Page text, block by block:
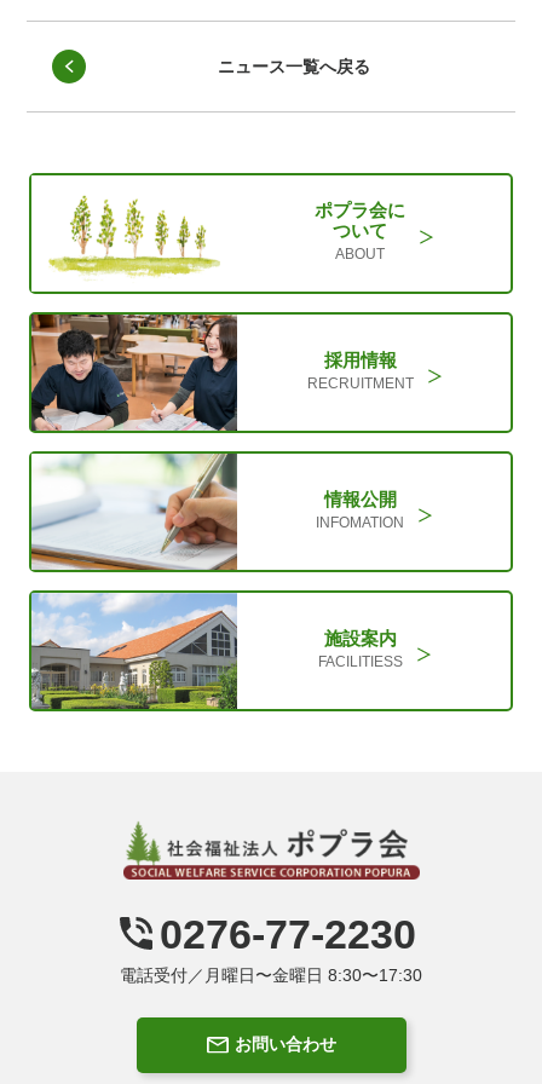
ニュース一覧へ戻る
ポプラ会に
ついて
ABOUT
採用情報
RECRUITMENT
情報公開
INFOMATION
施設案内
FACILITIESS
0276-77-2230
電話受付／月曜日〜金曜日 8:30〜17:30
お問い合わせ